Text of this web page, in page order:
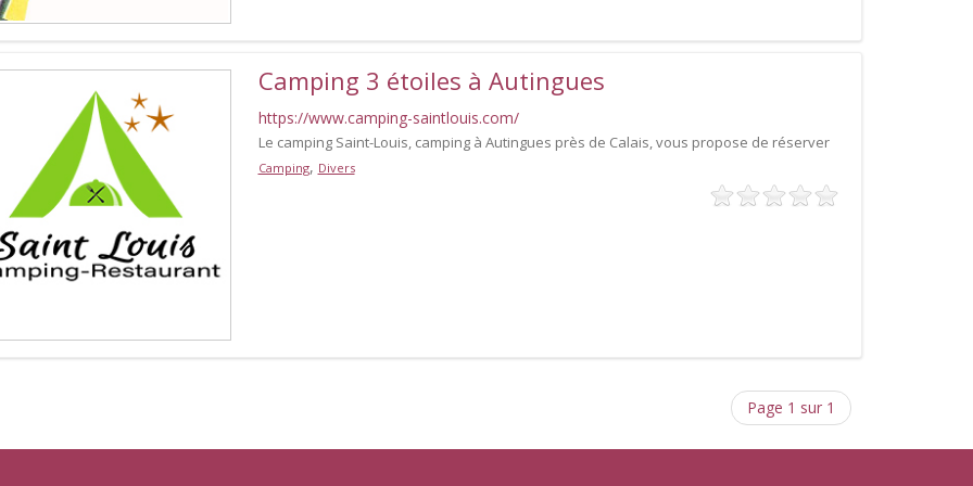
Camping 3 étoiles à Autingues
https://www.camping-saintlouis.com/
Le camping Saint-Louis, camping à Autingues près de Calais, vous propose de réserver
Camping, Divers
Page 1 sur 1